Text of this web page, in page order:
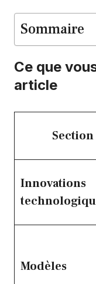
Sommaire
Ce que
article
Section
Innovations
Modèles